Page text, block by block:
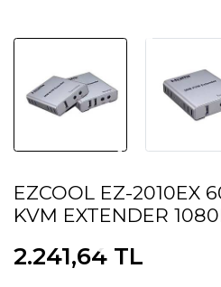
EZCOOL EZ-2010EX
KVM EXTENDER
2.241,64 TL